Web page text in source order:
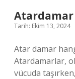
Atardamar
Tarih: Ekim 13, 2024
Atar damar
Atardamarlar,
vücuda